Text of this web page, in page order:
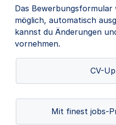
Das Bewerbungsformular
möglich, automatisch
kannst du Änderungen
vornehmen.
CV-
Mit finest jobs-